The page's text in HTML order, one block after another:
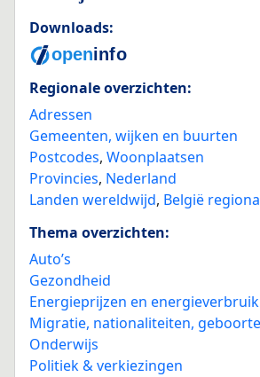
Downloads:
Regionale overzichten:
Adressen
Gemeenten, wijken en buurten
Postcodes, Woonplaatsen
Provincies, Nederland
Landen wereldwijd, België
Thema overzichten:
Auto’s
Gezondheid
Energieprijzen en energieverbruik
Migratie, nationaliteiten,
Onderwijs
Politiek & verkiezingen